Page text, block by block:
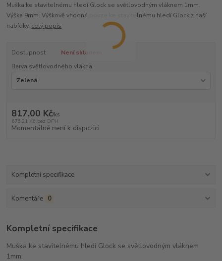
Muška ke stavitelnému hledí Glock se světlovodným vláknem 1mm.
Výška 9mm. Výškově vhodná pouze ke stavitelnému hledí Glock z naší
nabídky. celý popis
Dostupnost
Není skladem
Barva světlovodného vlákna
817,00 Kč/ks
675,21 Kč bez DPH
Momentálně není k dispozici
Kompletní specifikace
Komentáře 0
Kompletní specifikace
Muška ke stavitelnému hledí Glock se světlovodným vláknem
1mm.